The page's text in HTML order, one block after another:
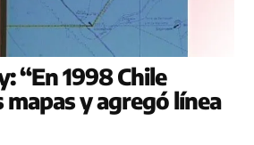
“En 1998 Chile
y agregó línea